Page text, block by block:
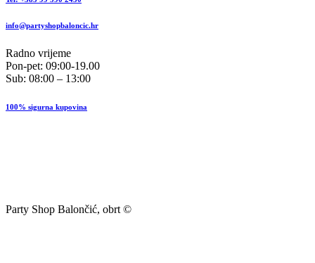
info@partyshopbaloncic.hr
Radno vrijeme
Pon-pet: 09:00-19.00
Sub: 08:00 – 13:00
100% sigurna kupovina
Party Shop Balončić, obrt ©